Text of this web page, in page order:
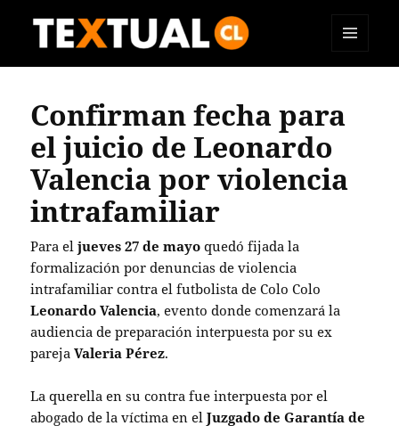
Confirman fecha para
el juicio de Leonardo
Valencia por violencia
intrafamiliar
Para eljueves 27 de mayo quedó fijada la
formalización por denuncias de violencia
intrafamiliar contra el futbolista de Colo Colo
Leonardo Valencia, evento donde comenzará la
audiencia de preparación interpuesta por su ex
pareja Valeria Pérez.
La querella en su contra fue interpuesta por el
abogado de la víctima en elJuzgado de Garantía de